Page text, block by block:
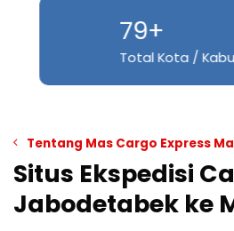
79+
Total Kota /
Tentang Mas Cargo Express
Situs Ekspedisi
Jabodetabek ke